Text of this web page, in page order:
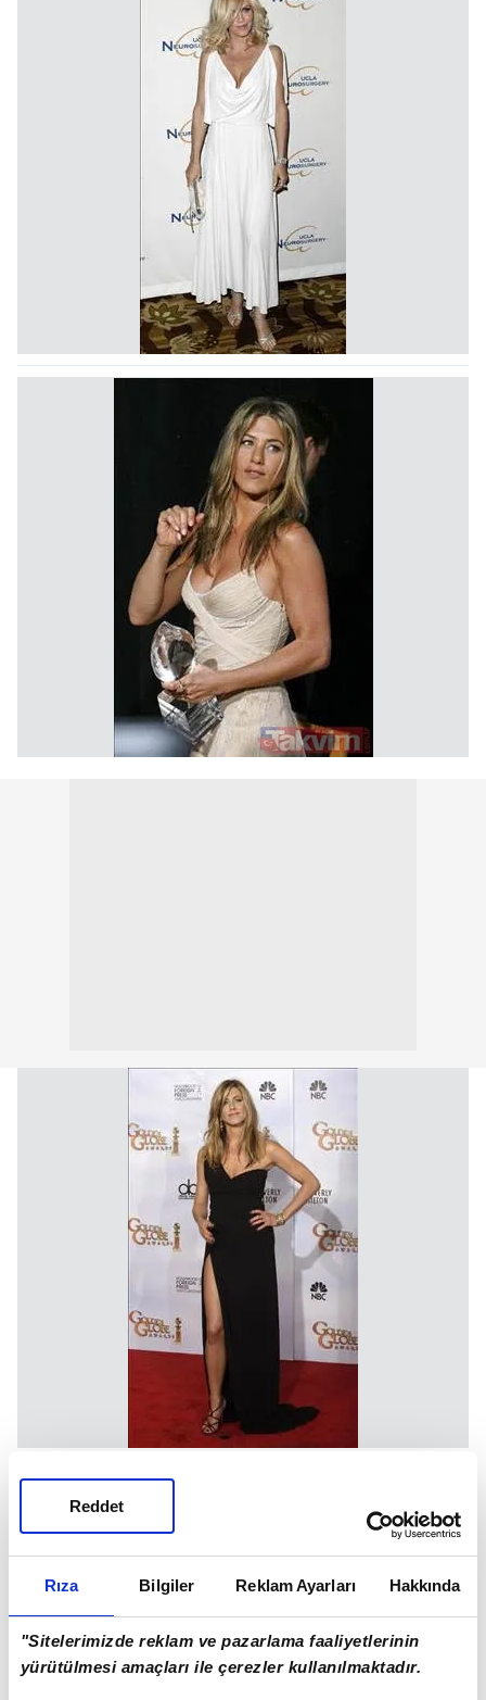
Rıza Bilgiler Reklam Ayarları Hakkında
"Sitelerimizde reklam ve pazarlama faaliyetlerinin
yürütülmesi amaçları ile çerezler kullanılmaktadır.
Reddet